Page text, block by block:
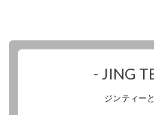
- JING
ジンティー